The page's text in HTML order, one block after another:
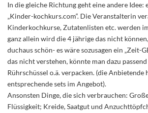
In die gleiche Richtung geht eine andere Idee:
„Kinder-kochkurs.com“. Die Veranstalterin
Kinderkochkurse, Zutatenlisten etc. werden
ganz allein wird die 4 jährige das nicht
duchaus schön- es wäre sozusagen ein „Zeit-
das nicht verstehen, könnte man dazu
Rührschüssel o.ä. verpacken. (die Anbietende
entsprechende sets im Angebot).
Ansonsten Dinge, die sich verbrauchen:
Flüssigkeit; Kreide, Saatgut und